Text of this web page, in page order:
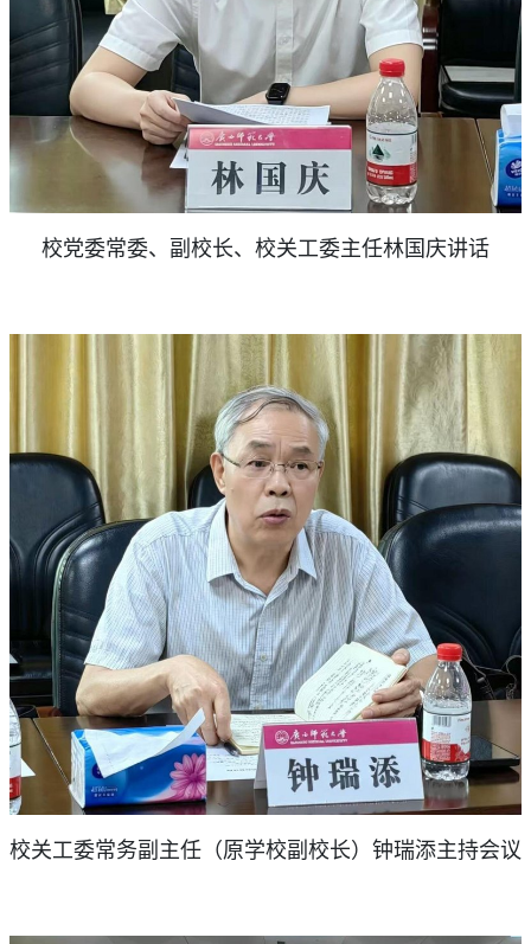
校党委常委、副校长、校关工委主任林国庆讲话
校关工委常务副主任（原学校副校长）钟瑞添主持会议